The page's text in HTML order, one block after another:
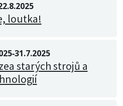
loutka!
starých strojů a